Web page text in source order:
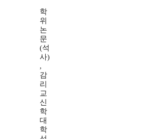
학
위
논
문
(석
사)
,
감
리
교
신
학
대
학